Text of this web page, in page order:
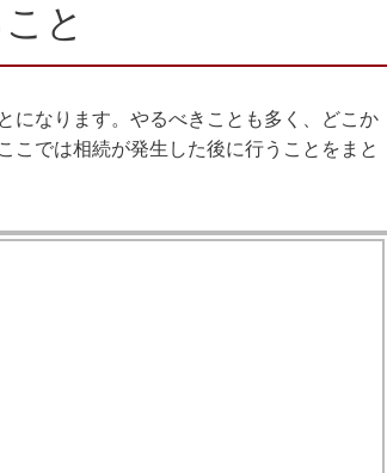
と
になります。やるべきことも多く、どこか
こでは相続が発生した後に行うことをまと